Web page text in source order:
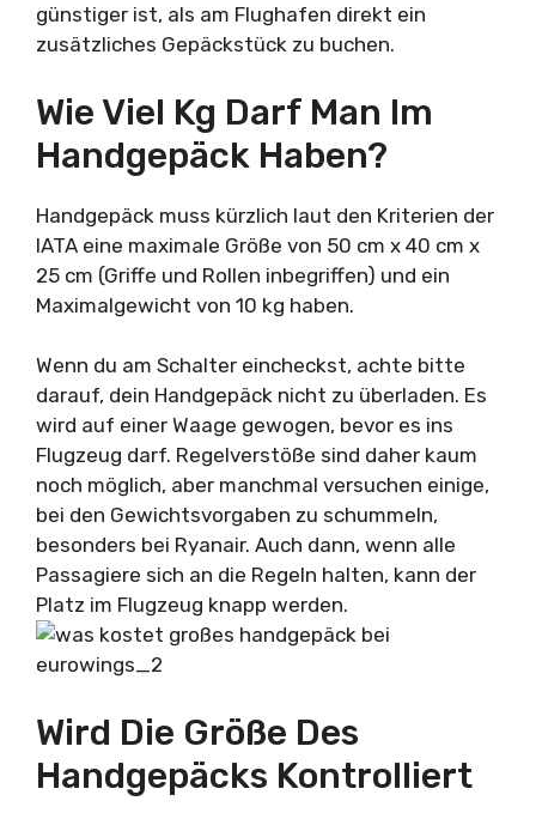
günstiger ist, als am Flughafen direkt ein
zusätzliches Gepäckstück zu buchen.
Wie Viel Kg Darf Man Im
Handgepäck Haben?
Handgepäck muss kürzlich laut den Kriterien der
IATA eine maximale Größe von 50 cm x 40 cm x
25 cm (Griffe und Rollen inbegriffen) und ein
Maximalgewicht von 10 kg haben.
Wenn du am Schalter eincheckst, achte bitte
darauf, dein Handgepäck nicht zu überladen. Es
wird auf einer Waage gewogen, bevor es ins
Flugzeug darf. Regelverstöße sind daher kaum
noch möglich, aber manchmal versuchen einige,
bei den Gewichtsvorgaben zu schummeln,
besonders bei Ryanair. Auch dann, wenn alle
Passagiere sich an die Regeln halten, kann der
Platz im Flugzeug knapp werden.
Wird Die Größe Des
Handgepäcks Kontrolliert